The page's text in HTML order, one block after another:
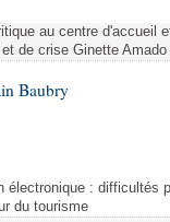
au centre d'accueil
de crise Ginette Amado
Baubry
électronique : difficultés
du tourisme